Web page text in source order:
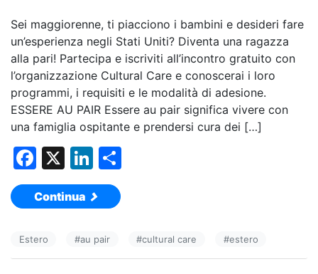
Sei maggiorenne, ti piacciono i bambini e desideri fare
un’esperienza negli Stati Uniti? Diventa una ragazza
alla pari! Partecipa e iscriviti all’incontro gratuito con
l’organizzazione Cultural Care e conoscerai i loro
programmi, i requisiti e le modalità di adesione.
ESSERE AU PAIR Essere au pair significa vivere con
una famiglia ospitante e prendersi cura dei […]
F
a
c
b
X
Li
n
k
dI
vi
Continua
Estero #au pair #cultural care #estero